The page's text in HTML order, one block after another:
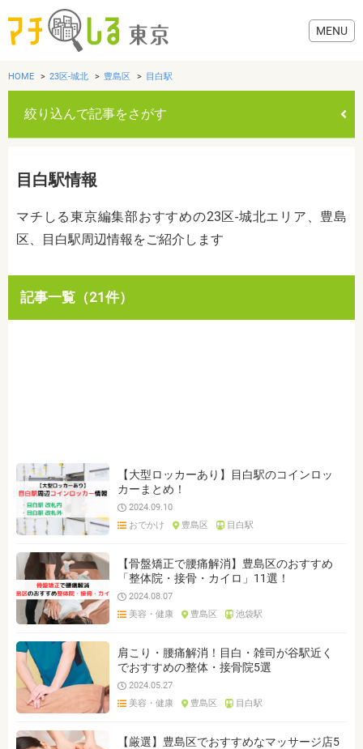
歯医者・病院
おでかけ
HOME 23区-城北 豊島区 目白駅
絞り込んで記事をさがす
カテゴリを選ぶ
すべて グルメ 美容・健康 歯医者・病院 おでかけ
目白駅情報
マチしる東京編集部おすすめの23区-城北エリア、豊島
区、目白駅周辺情報をご紹介します
記事一覧（21件）
【大型ロッカーあり】目白駅のコインロッ
カーまとめ！
2024.09.10
おでかけ
豊島区 目白駅
【骨盤矯正で腰痛解消】豊島区のおすすめ
「整体院・接骨・カイロ」11選！
2024.08.07
美容・健康
豊島区 池袋駅
肩こり・腰痛解消！目白・雑司が谷駅近く
でおすすめの整体・接骨院5選
2024.05.27
美容・健康
豊島区 目白駅
【厳選】豊島区でおすすめなマッサージ店5